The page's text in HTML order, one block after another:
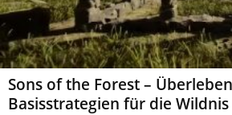
Sons of the Forest –
Basisstrategien für die Wildnis